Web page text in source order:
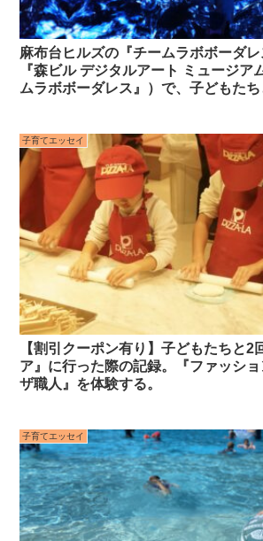
麻布台ヒルズの『チームラボボーダ
『森ビル デジタルアート ミュージア
ムラボボーダレス』）で、子どもた
子育てエッセイ
【割引クーポン有り】子どもたちと2
ア』に行った際の記録。『ファッシ
ザ職人』を体験する。
子育てエッセイ